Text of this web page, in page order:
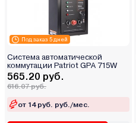
Под заказ 5 дней
Система автоматической
коммутации Patriot GPA 715W
565.20 руб.
616.07 руб.
от 14 руб. руб./мес.